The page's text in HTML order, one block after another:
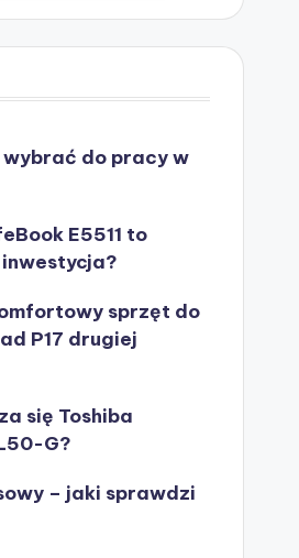
do pracy w
E5511 to
sprzęt do
P17 drugiej
się Toshiba
G?
– jaki sprawdzi